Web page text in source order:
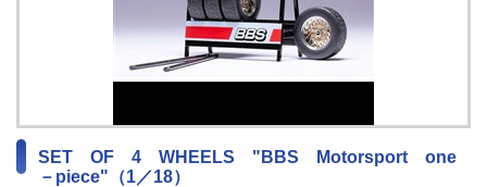
TOYOTA GAZOO Racing
SET OF 4 WHEELS "BBS Motorsport one
－piece"（1／18）